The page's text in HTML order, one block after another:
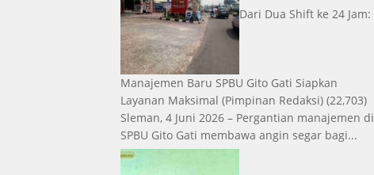
Dari Dua Shift ke 24 Jam:
Manajemen Baru SPBU Gito Gati Siapkan
Layanan Maksimal (Pimpinan Redaksi) (22,703)
Sleman, 4 Juni 2026 – Pergantian manajemen di
SPBU Gito Gati membawa angin segar bagi...